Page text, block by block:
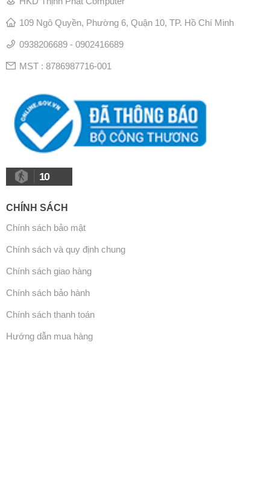
109 Ngô Quyền, Phường 6, Quận 10, TP. Hồ Chí Minh
0938206689 - 0902416689
MST : 8786987716-001
10
CHÍNH SÁCH
Chính sách bảo mật
Chính sách và quy định chung
Chính sách giao hàng
Chính sách bảo hành
Chính sách thanh toán
Hướng dẫn mua hàng